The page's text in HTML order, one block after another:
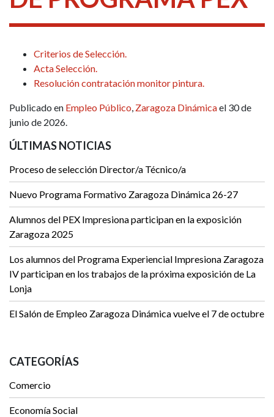
Criterios de Selección.
Acta Selección.
Resolución contratación monitor pintura.
Publicado en Empleo Público, Zaragoza Dinámicael 30 de
junio de 2026.
ÚLTIMAS NOTICIAS
Proceso de selección Director/a Técnico/a
Nuevo Programa Formativo Zaragoza Dinámica 26-27
Alumnos del PEX Impresiona participan en la exposición
Zaragoza 2025
Los alumnos del Programa Experiencial Impresiona Zaragoza
IV participan en los trabajos de la próxima exposición de La
Lonja
El Salón de Empleo Zaragoza Dinámica vuelve el 7 de octubre
CATEGORÍAS
Comercio
Economía Social